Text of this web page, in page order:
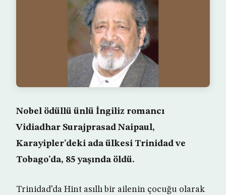
Nobel ödüllü ünlü İngiliz romancı
Vidiadhar Surajprasad Naipaul,
Karayipler’deki ada ülkesi Trinidad ve
Tobago’da, 85 yaşında öldü.
Trinidad’da Hint asıllı bir ailenin çocuğu olarak